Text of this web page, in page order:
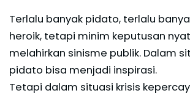
Terlalu banyak pidato, terlalu
heroik, tetapi minim keputusan
melahirkan sinisme publik. Dalam
pidato bisa menjadi inspirasi.
Tetapi dalam situasi krisis